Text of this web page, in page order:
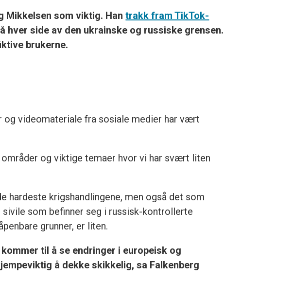
Mikkelsen som viktig. Hantrakk fram TikTok-
hver side av den ukrainske og russiske grensen.
brukerne.
og videomateriale fra sosiale medier har vært
og viktige temaer hvor vi har svært liten
hardeste krigshandlingene, men også det som
som befinner seg i russisk-kontrollerte
grunner, er liten.
til å se endringer i europeisk og
å dekke skikkelig, sa Falkenberg